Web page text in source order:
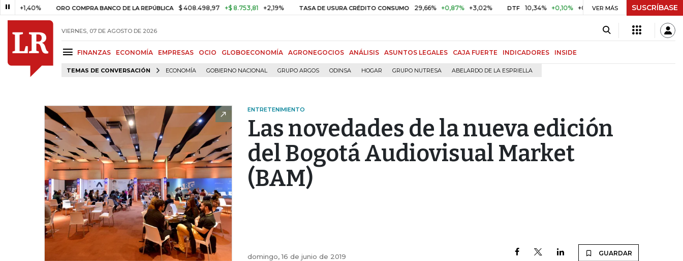
ORO COMPRA BANCO DE LA REPÚBLICA $ 408.498,97 +$ 8.753,81 +2,19% TASA DE USURA CRÉDITO CONSUMO 29,66% +0,87% +3,02% DTF 10,34% +0,10% +0,98% UVR $ 416,96 +$ 0,05
VER MÁS SUSCRÍBASE
VIERNES, 07 DE AGOSTO DE 2026
FINANZAS ECONOMÍA EMPRESAS OCIO GLOBOECONOMÍA AGRONEGOCIOS ANÁLISIS ASUNTOS LEGALES CAJA FUERTE INDICADORES INSIDE
TEMAS DE CONVERSACIÓN ECONOMÍA GOBIERNO NACIONAL GRUPO ARGOS ODINSA HOGAR GRUPO NUTRESA ABELARDO DE LA ESPRIELLA
ENTRETENIMIENTO
Las novedades de la nueva edición
del Bogotá Audiovisual Market
(BAM)
domingo, 16 de junio de 2019 GUARDAR